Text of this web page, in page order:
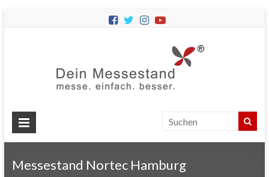
Messestände
für
Messestand Nortec Hamburg